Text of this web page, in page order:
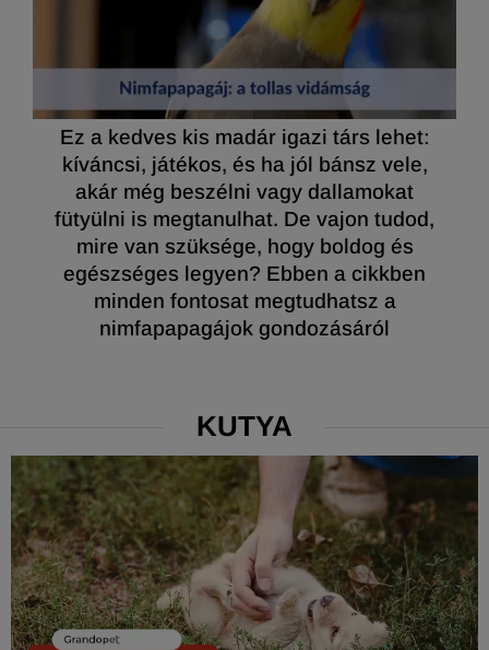
Ez a kedves kis madár igazi társ lehet:
kíváncsi, játékos, és ha jól bánsz vele,
akár még beszélni vagy dallamokat
fütyülni is megtanulhat. De vajon tudod,
mire van szüksége, hogy boldog és
egészséges legyen? Ebben a cikkben
minden fontosat megtudhatsz a
nimfapapagájok gondozásáról
KUTYA